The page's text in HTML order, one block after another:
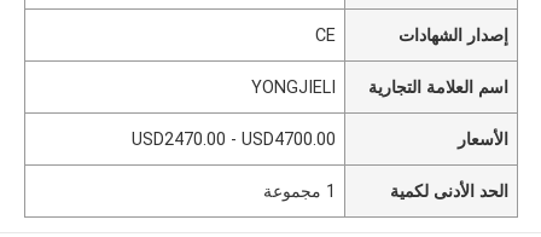
إصدار الشهادات CE
اسم العلامة التجارية YONGJIELI
الأسعار USD2470.00 - USD4700.00
الحد الأدنى لكمية 1 مجموعة